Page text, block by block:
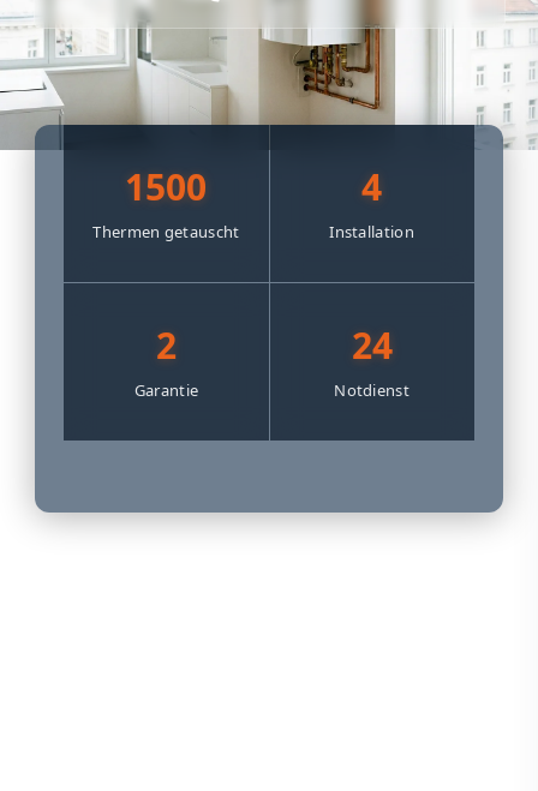
1500
Thermen getauscht
4
Installation
2
Garantie
24
Notdienst